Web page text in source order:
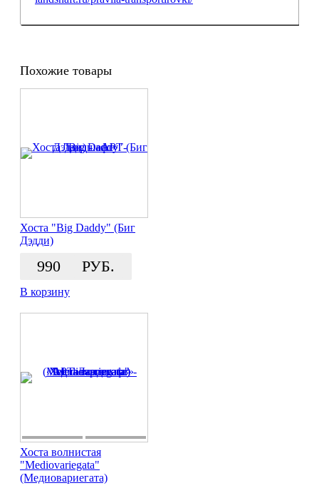
Похожие товары
Хоста "Big Daddy" (Биг
Дэдди)
990 РУБ.
В корзину
Хоста волнистая
"Mediovariegata"
(Медиовариегата)